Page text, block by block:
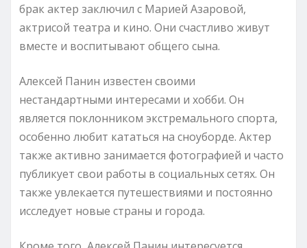
брак актер заключил с Марией Азаровой,
актрисой театра и кино. Они счастливо живут
вместе и воспитывают общего сына.
Алексей Панин известен своими
нестандартными интересами и хобби. Он
является поклонником экстремального спорта,
особенно любит кататься на сноуборде. Актер
также активно занимается фотографией и часто
публикует свои работы в социальных сетях. Он
также увлекается путешествиями и постоянно
исследует новые страны и города.